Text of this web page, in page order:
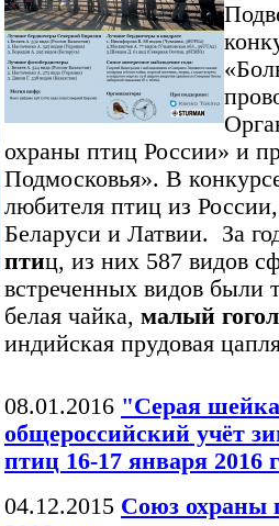
охраны птиц России» и
Подмосковья». В
любителя птиц из
Беларуси и Латвии. За
птиц, из них 587 видов
встреченных видов были
белая чайка, малый
индийская прудовая
08.01.2016 "Серая
общероссийский учёт
птиц 16-17 января 2016
04.12.2015 Союз охраны